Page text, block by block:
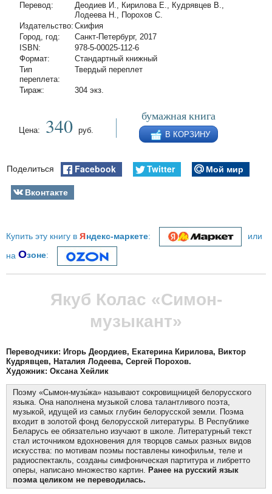
Перевод:
Деодиев И., Кирилова Е., Кудрявцев В.,
Лодеева Н., Порохов С.
Издательство: Скифия
Город, год:
Санкт-Петербург, 2017
ISBN:
978-5-00025-112-6
Формат:
Стандартный книжный
Тип
переплета:
Твердый переплет
Тираж: 304 экз.
Цена: 340 руб.
бумажная книга
В КОРЗИНУ
Поделиться Facebook Twitter
Мой мир
Вконтакте
Купить эту книгу в яндекс-маркете: или
на Озоне:
Якуб Колас «Симон-
музыкант»
Переводчики: Игорь Деордиев, Екатерина Кирилова, Виктор
Кудрявцев, Наталия Лодеева, Сергей Порохов.
Художник: Оксана Хейлик
Поэму «Сымон-музы́ка» называют сокровищницей белорусского
языка. Она наполнена музыкой слова талантливого поэта,
музыкой, идущей из самых глубин белорусской земли. Поэма
входит в золотой фонд белорусской литературы. В Республике
Беларусь ее обязательно изучают в школе. Литературный текст
стал источником вдохновения для творцов самых разных видов
искусства: по мотивам поэмы поставлены кинофильм, теле и
радиоспектакль, созданы симфоническая партитура и либретто
оперы, написано множество картин. Ранее на русский язык
поэма целиком не переводилась.